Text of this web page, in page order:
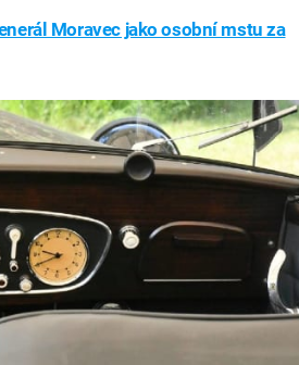
Moravec jako osobní mstu za